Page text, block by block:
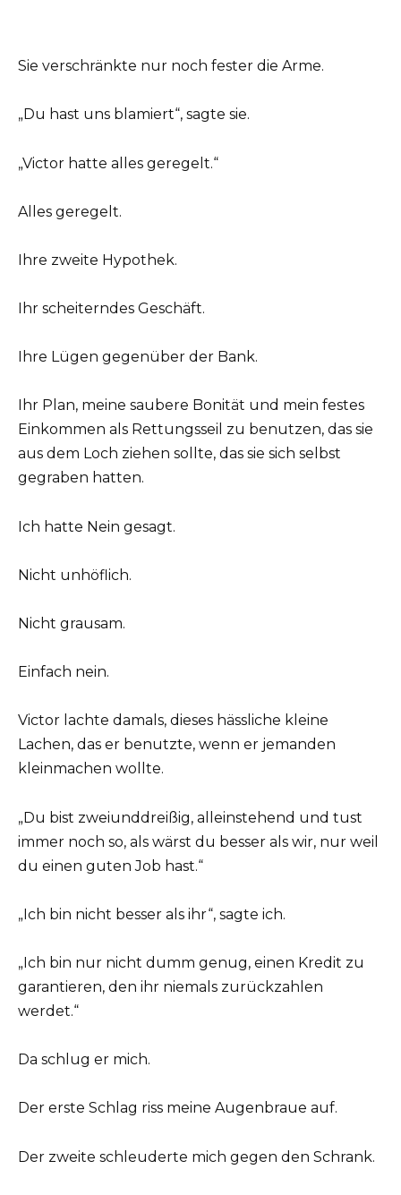
Sie verschränkte nur noch fester die Arme.
„Du hast uns blamiert“, sagte sie.
„Victor hatte alles geregelt.“
Alles geregelt.
Ihre zweite Hypothek.
Ihr scheiterndes Geschäft.
Ihre Lügen gegenüber der Bank.
Ihr Plan, meine saubere Bonität und mein festes
Einkommen als Rettungsseil zu benutzen, das sie
aus dem Loch ziehen sollte, das sie sich selbst
gegraben hatten.
Ich hatte Nein gesagt.
Nicht unhöflich.
Nicht grausam.
Einfach nein.
Victor lachte damals, dieses hässliche kleine
Lachen, das er benutzte, wenn er jemanden
kleinmachen wollte.
„Du bist zweiunddreißig, alleinstehend und tust
immer noch so, als wärst du besser als wir, nur weil
du einen guten Job hast.“
„Ich bin nicht besser als ihr“, sagte ich.
„Ich bin nur nicht dumm genug, einen Kredit zu
garantieren, den ihr niemals zurückzahlen
werdet.“
Da schlug er mich.
Der erste Schlag riss meine Augenbraue auf.
Der zweite schleuderte mich gegen den Schrank.